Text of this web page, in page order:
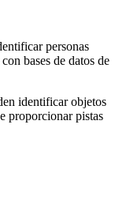
personas
bases de datos de
identificar objetos
proporcionar pistas